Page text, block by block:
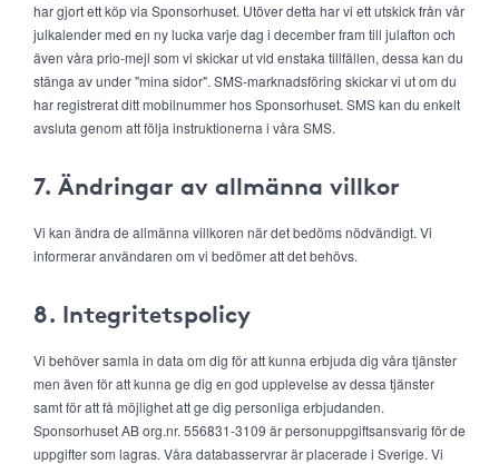
har gjort ett köp via Sponsorhuset. Utöver detta har vi ett utskick från vår
julkalender med en ny lucka varje dag i december fram till julafton och
även våra prio-mejl som vi skickar ut vid enstaka tillfällen, dessa kan du
stänga av under "mina sidor". SMS-marknadsföring skickar vi ut om du
har registrerat ditt mobilnummer hos Sponsorhuset. SMS kan du enkelt
avsluta genom att följa instruktionerna i våra SMS.
7. Ändringar av allmänna villkor
Vi kan ändra de allmänna villkoren när det bedöms nödvändigt. Vi
informerar användaren om vi bedömer att det behövs.
8. Integritetspolicy
Vi behöver samla in data om dig för att kunna erbjuda dig våra tjänster
men även för att kunna ge dig en god upplevelse av dessa tjänster
samt för att få möjlighet att ge dig personliga erbjudanden.
Sponsorhuset AB org.nr. 556831-3109 är personuppgiftsansvarig för de
uppgifter som lagras. Våra databasservrar är placerade i Sverige. Vi